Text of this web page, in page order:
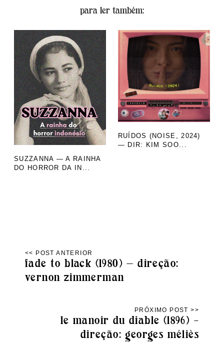
para ler também:
SUZZANNA — A RAINHA
DO HORROR DA IN...
RUÍDOS (NOISE, 2024)
— DIR: KIM SOO...
fade to black (1980) — direção:
vernon zimmerman
le manoir du diable (1896) –
direção: georges méliès